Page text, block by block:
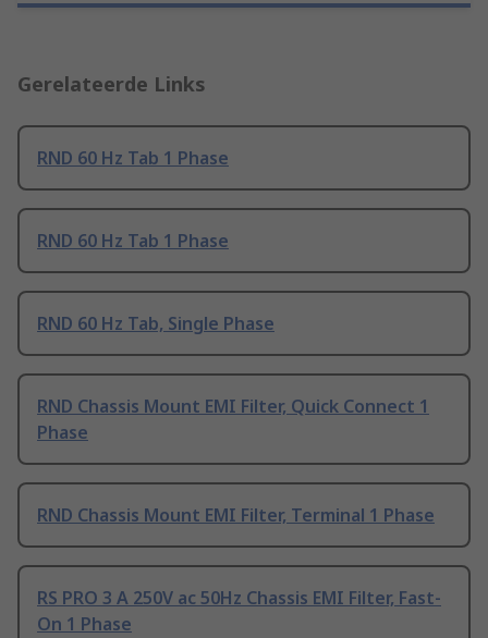
Gerelateerde Links
RND 60 Hz Tab 1 Phase
RND 60 Hz Tab 1 Phase
RND 60 Hz Tab, Single Phase
RND Chassis Mount EMI Filter, Quick Connect 1
Phase
RND Chassis Mount EMI Filter, Terminal 1 Phase
RS PRO 3 A 250V ac 50Hz Chassis EMI Filter, Fast-
On 1 Phase